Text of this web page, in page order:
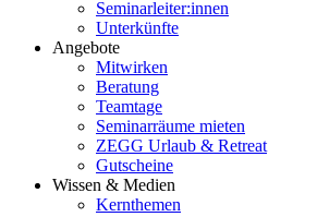
Seminarleiter:innen
Unterkünfte
Angebote
Mitwirken
Beratung
Teamtage
Seminarräume mieten
ZEGG Urlaub & Retreat
Gutscheine
Wissen & Medien
Kernthemen